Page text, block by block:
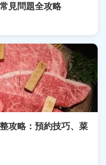
見問題全攻略
攻略：預約技巧、菜